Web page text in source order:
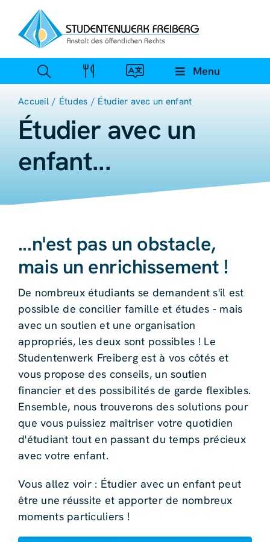
content
Menu
Accueil Études Étudier avec un enfant
Étudier avec un
enfant...
...n'est pas un obstacle,
mais un enrichissement !
De nombreux étudiants se demandent s'il est
possible de concilier famille et études - mais
avec un soutien et une organisation
appropriés, les deux sont possibles ! Le
Studentenwerk Freiberg est à vos côtés et
vous propose des conseils, un soutien
financier et des possibilités de garde flexibles.
Ensemble, nous trouverons des solutions pour
que vous puissiez maîtriser votre quotidien
d'étudiant tout en passant du temps précieux
avec votre enfant.
Vous allez voir : Étudier avec un enfant peut
être une réussite et apporter de nombreux
moments particuliers !